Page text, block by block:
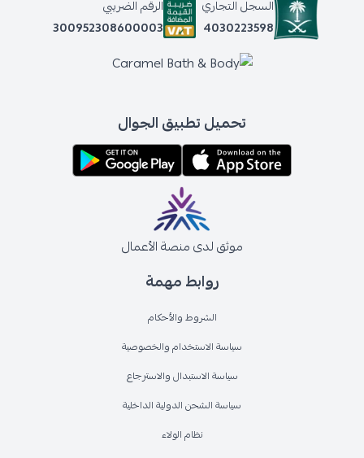
روابط مهمة
الشروط والأحكام
سياسة الاستخدام والخصوصية
سياسة الاستبدال والاسترجاع
سياسة الشحن الدولية الداخلية
نظام الولاء
السجل التجاري
4030223598
الرقم الضريبي
300952308600003
تحميل تطبيق الجوال
موثق لدى منصة الأعمال